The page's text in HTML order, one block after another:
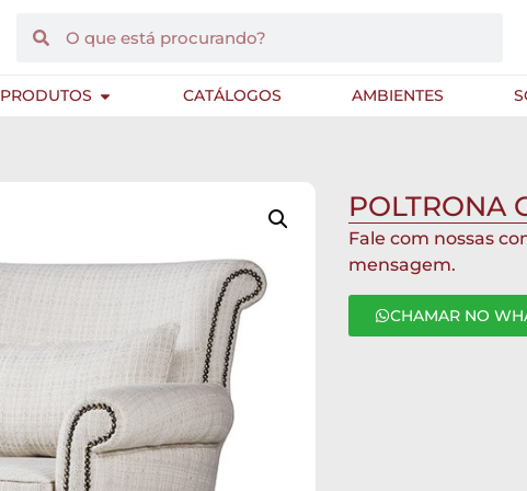
PRODUTOS CATÁLOGOS AMBIENTES
POLTRONA
Fale com nossas
mensagem.
CHAMAR NO